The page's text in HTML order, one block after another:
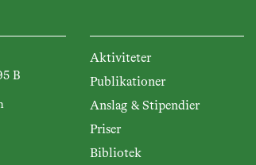
B
Aktiviteter
Publikationer
Anslag & Stipendier
Priser
Bibliotek